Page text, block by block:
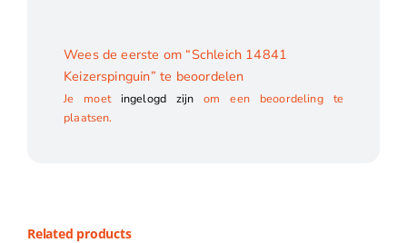
Wees de eerste om “Schleich 14841
Keizerspinguin” te beoordelen
Je moet ingelogd zijn om een beoordeling te
plaatsen.
Related products